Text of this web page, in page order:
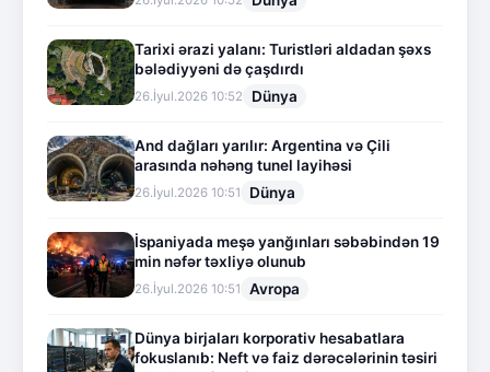
Tarixi ərazi yalanı: Turistləri aldadan şəxs
bələdiyyəni də çaşdırdı
26.İyul.2026 10:52 Dünya
And dağları yarılır: Argentina və Çili
arasında nəhəng tunel layihəsi
26.İyul.2026 10:51 Dünya
İspaniyada meşə yanğınları səbəbindən 19
min nəfər təxliyə olunub
26.İyul.2026 10:51 Avropa
Dünya birjaları korporativ hesabatlara
fokuslanıb: Neft və faiz dərəcələrinin təsiri